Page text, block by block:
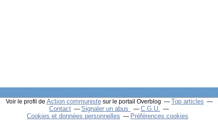
Voir le profil de Action communistesur le portail Overblog
Top articles
Contact
Signaler un abus
C.G.U.
Cookies et données personnelles
Préférences cookies